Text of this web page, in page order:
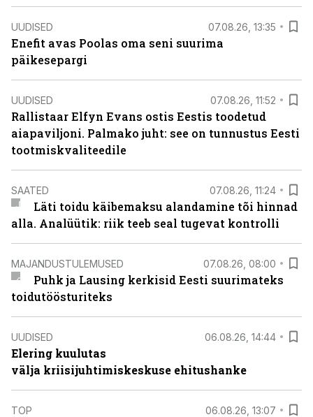
UUDISED 07.08.26, 13:35
Enefit avas Poolas oma seni suurima
päikesepargi
UUDISED 07.08.26, 11:52
Rallistaar Elfyn Evans ostis Eestis toodetud
aiapaviljoni. Palmako juht: see on tunnustus Eesti
tootmiskvaliteedile
SAATED 07.08.26, 11:24
Läti toidu käibemaksu alandamine tõi hinnad
alla. Analüütik: riik teeb seal tugevat kontrolli
MAJANDUSTULEMUSED 07.08.26, 08:00
Puhk ja Lausing kerkisid Eesti suurimateks
toidutöösturiteks
UUDISED 06.08.26, 14:44
Elering kuulutas
välja kriisijuhtimiskeskuse ehitushanke
TOP 06.08.26, 13:07